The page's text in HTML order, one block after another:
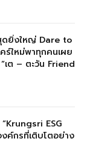
ดยิ่งใหญ่ Dare to
ร์ใหม่พาทุกคนเผย
เต – ตะวัน Friend
ESG
ค์กรที่เติบโตอย่าง